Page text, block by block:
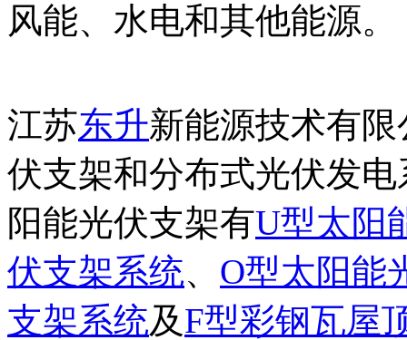
风能、水电和其他能源。
江苏东升新能源技术有
伏支架和分布式光伏发
阳能光伏支架有U型太阳
伏支架系统、 O型太阳能
支架系统及F型彩钢瓦屋